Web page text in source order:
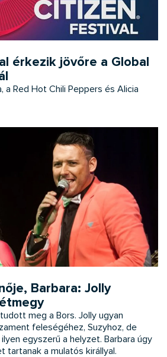
érkezik jövőre a Global
a Red Hot Chili Peppers és Alicia
Barbara: Jolly
meg a Bors. Jolly ugyan
feleségéhez, Suzyhoz, de
egyszerű a helyzet. Barbara úgy
tartanak a mulatós királlyal.